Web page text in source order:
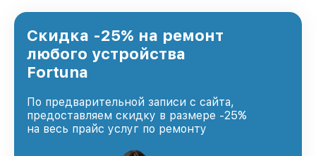
Скидка -25% на ремонт
любого устройства
Fortuna
По предварительной записи с сайта,
предоставляем скидку в размере -25%
на весь прайс услуг по ремонту